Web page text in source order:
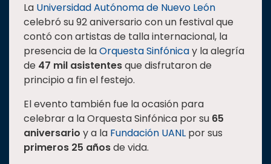
TEMAS
Oferta
educativa
Rectoría
Investigación
Internacionalización
La Universidad Autónoma de Nuevo León
celebró su 92 aniversario con un festival que
contó con artistas de talla internacional, la
presencia de laOrquesta Sinfónicay la alegría
de 47 mil asistentesque disfrutaron de
principio a fin el festejo.
El evento también fue la ocasión para
celebrar a la Orquesta Sinfónica por su 65
aniversario y a la Fundación UANL por sus
primeros 25 añosde vida.